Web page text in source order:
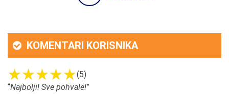
KOMENTARI KORISNIKA
(5)
“Najbolji! Sve pohvale!”